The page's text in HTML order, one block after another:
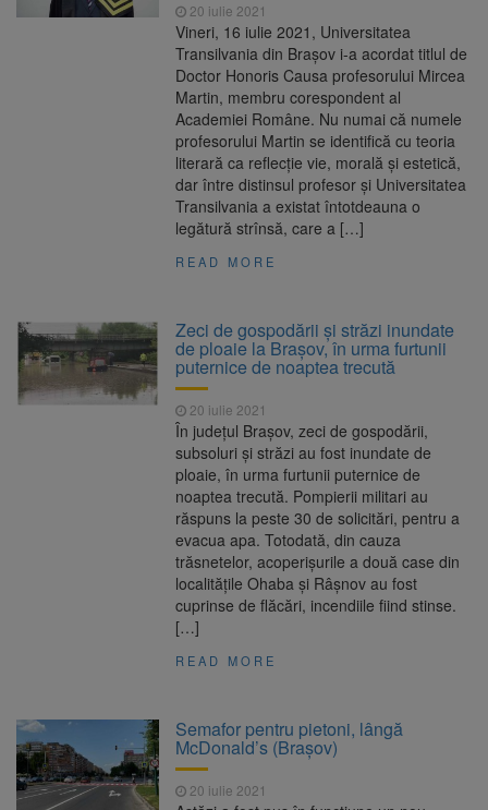
20 iulie 2021
Vineri, 16 iulie 2021, Universitatea
Transilvania din Braşov i-a acordat titlul de
Doctor Honoris Causa profesorului Mircea
Martin, membru corespondent al
Academiei Române. Nu numai că numele
profesorului Martin se identifică cu teoria
literară ca reflecţie vie, morală şi estetică,
dar între distinsul profesor şi Universitatea
Transilvania a existat întotdeauna o
legătură strînsă, care a […]
READ MORE
Zeci de gospodării şi străzi inundate
de ploaie la Brașov, în urma furtunii
puternice de noaptea trecută
20 iulie 2021
În judeţul Braşov, zeci de gospodării,
subsoluri şi străzi au fost inundate de
ploaie, în urma furtunii puternice de
noaptea trecută. Pompierii militari au
răspuns la peste 30 de solicitări, pentru a
evacua apa. Totodată, din cauza
trăsnetelor, acoperişurile a două case din
localităţile Ohaba şi Râşnov au fost
cuprinse de flăcări, incendiile fiind stinse.
[…]
READ MORE
Semafor pentru pietoni, lângă
McDonald’s (Brașov)
20 iulie 2021